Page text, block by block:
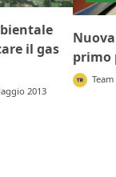
il gas
2013
primo